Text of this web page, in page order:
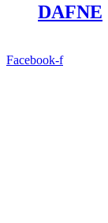
DAFNE
Facebook-f